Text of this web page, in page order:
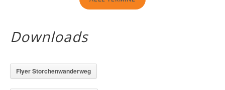
Downloads
Flyer Storchenwanderweg